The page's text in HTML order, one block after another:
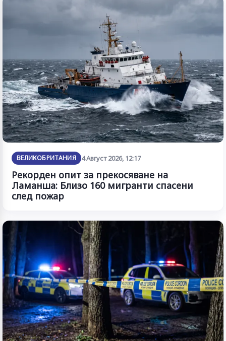
ВЕЛИКОБРИТАНИЯ 4 Август 2026, 12:17
Рекорден опит за прекосяване на
Ламанша: Близо 160 мигранти спасени
след пожар